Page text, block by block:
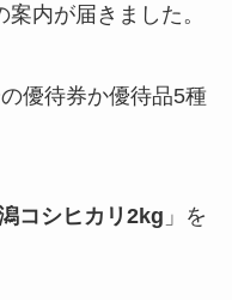
内が届きました。
優待券か優待品5種
コシヒカリ2kg 」を